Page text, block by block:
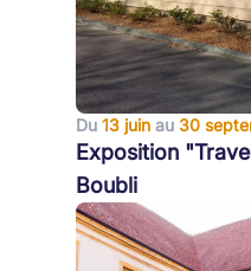
Du 13 juin au 30
Exposition
Boubli